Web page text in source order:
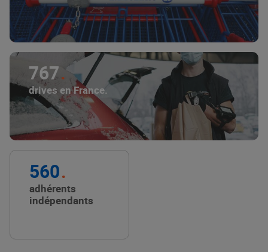
767
drives en France.
560
adhérents
indépendants